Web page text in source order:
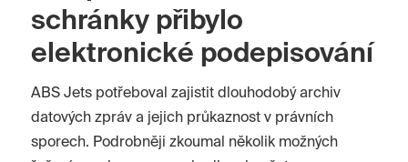
schránky přibylo
elektronické podepisování
ABS Jets potřeboval zajistit dlouhodobý archiv
datových zpráv a jejich průkaznost v právních
sporech. Podrobněji zkoumal několik možných